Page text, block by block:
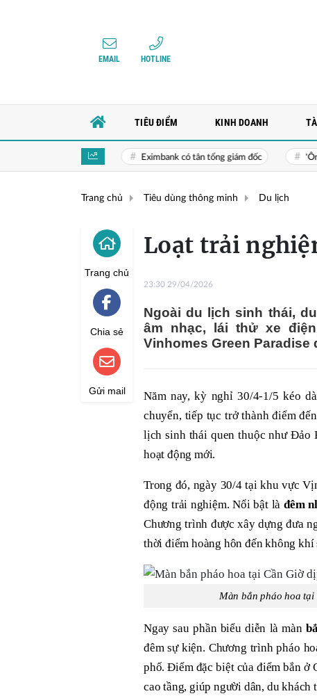
EMAIL HOTLINE
TIÊU ĐIỂM KINH DOANH
Eximbank có tân tổng giám đốc 'Ông lớn' vật
Trang chủ Tiêu dùng thông minh Du lịch
Trang chủ
Chia sẻ
Gửi mail
Loạt trải
23:30 29/04/2026
Ngoài du lịch sinh thái,
âm nhạc, lái thử xe
Vinhomes Green Paradise
Năm nay, kỳ nghỉ 30/4-1/5 kéo
chuyển, tiếp tục trở thành điểm
lịch sinh thái quen thuộc như Đảo
hoạt động mới.
Trong đó, ngày 30/4 tại khu vực
động trải nghiệm. Nổi bật là đêm
Chương trình được xây dựng đưa
thời điểm hoàng hôn đến không
Màn bắn pháo hoa
Ngay sau phần biểu diễn là màn
đêm sự kiện. Chương trình pháo
phố. Điểm đặc biệt của điểm bắn ở
cao tầng, giúp người dân, du khách